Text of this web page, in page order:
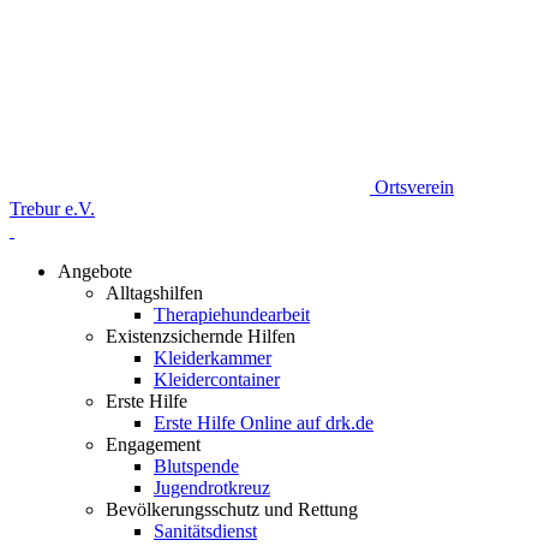
Ortsverein
Trebur e.V.
Angebote
Alltagshilfen
Therapiehundearbeit
Existenzsichernde Hilfen
Kleiderkammer
Kleidercontainer
Erste Hilfe
Erste Hilfe Online auf drk.de
Engagement
Blutspende
Jugendrotkreuz
Bevölkerungsschutz und Rettung
Sanitätsdienst